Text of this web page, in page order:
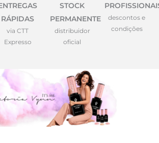
RÁPIDAS
via CTT
Expresso
STOCK
PERMANENTE
distribuidor
oficial
descontos e
condições